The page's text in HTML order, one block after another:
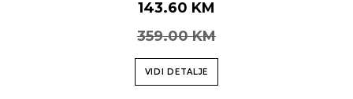
143.60 KM
359.00 KM
VIDI DETALJE